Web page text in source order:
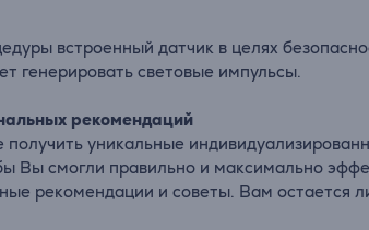
встроенный датчик в целях
генерировать световые импульсы.
рекомендаций
уникальные
Вы смогли правильно и максимально
рекомендации и советы. Вам остается